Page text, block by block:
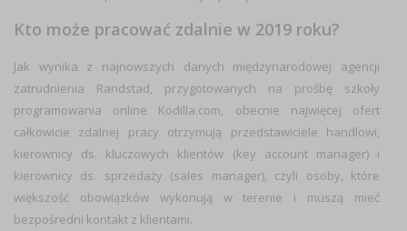
Kto może pracować zdalnie w 2019 roku?
Jak wynika z najnowszych danych międzynarodowej agencji
zatrudnienia Randstad, przygotowanych na prośbę szkoły
programowania online Kodilla.com, obecnie najwięcej ofert
całkowicie zdalnej pracy otrzymują przedstawiciele handlowi,
kierownicy ds. kluczowych klientów (key account manager) i
kierownicy ds. sprzedaży (sales manager), czyli osoby, które
większość obowiązków wykonują w terenie i muszą mieć
bezpośredni kontakt z klientami.